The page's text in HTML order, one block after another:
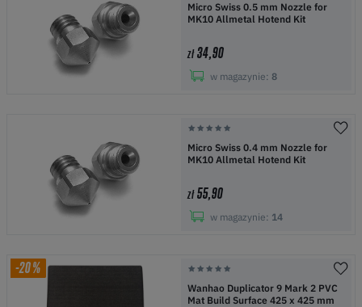
Micro Swiss 0.5 mm Nozzle for
MK10 Allmetal Hotend Kit
zł34,90
w magazynie: 8
Micro Swiss 0.4 mm Nozzle for
MK10 Allmetal Hotend Kit
zł55,90
w magazynie: 14
-20%
Wanhao Duplicator 9 Mark 2 PVC
Mat Build Surface 425 x 425 mm